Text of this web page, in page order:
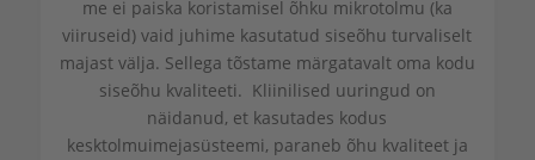
me ei paiska koristamisel õhku mikrotolmu (ka
viiruseid) vaid juhime kasutatud siseõhu turvaliselt
majast välja. Sellega tõstame märgatavalt oma kodu
siseõhu kvaliteeti. Kliinilised uuringud on
näidanud, et kasutades kodus
kesktolmuimejasüsteemi, paraneb õhu kvaliteet ja